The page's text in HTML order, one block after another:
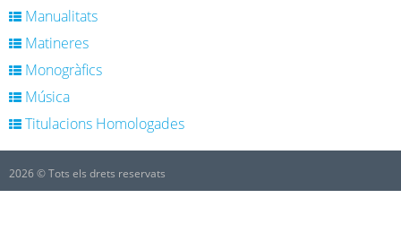
Manualitats
Matineres
Monogràfics
Música
Titulacions Homologades
2026 © Tots els drets reservats